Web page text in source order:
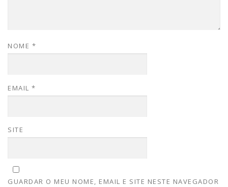
NOME *
EMAIL *
SITE
GUARDAR O MEU NOME, EMAIL E SITE NESTE NAVEGADOR